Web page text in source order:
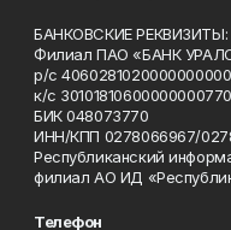
БАНКОВСКИЕ РЕКВИЗИТЫ:
Филиал ПАО «БАНК
р/с
к/с
БИК 048073770
ИНН/КПП 0278066967/
Республиканский
филиал АО ИД
Телефон